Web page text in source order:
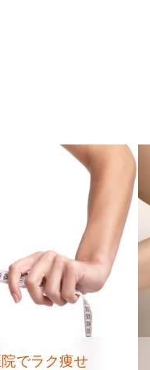
でラク痩せ